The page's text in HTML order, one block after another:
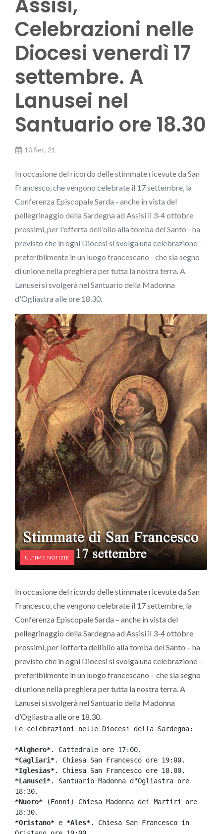
Assisi,
Celebrazioni nelle
Diocesi venerdì 17
settembre. A
Lanusei nel
Santuario ore 18.30
10 Set, 21
In occasione del ricordo delle stimmate ricevute da San
Francesco, che vengono celebrate il 17 settembre, la
Conferenza Episcopale Sarda - anche in vista del
pellegrinaggio della Sardegna ad Assisi il 3-4 ottobre
prossimi, per l'offerta dell'olio alla tomba del Santo - ha
previsto che in ogni Diocesi si svolga una celebrazione -
preferibilmente in un luogo francescano - che sia segno
di unione nella preghiera per tutta la nostra terra. A
Lanusei si svolgerà nel Santuario della Madonna
d'Ogliastra alle ore 18.30.
ULTIME NOTIZIE
In occasione del ricordo delle stimmate ricevute da San
Francesco, che vengono celebrate il 17 settembre, la
Conferenza Episcopale Sarda – anche in vista del
pellegrinaggio della Sardegna ad Assisi il 3-4 ottobre
prossimi, per l’offerta dell’olio alla tomba del Santo – ha
previsto che in ogni Diocesi si svolga una celebrazione –
preferibilmente in un luogo francescano – che sia segno
di unione nella preghiera per tutta la nostra terra. A
Lanusei si svolgerà nel Santuario della Madonna
d’Ogliastra alle ore 18.30.
Le celebrazioni nelle Diocesi della Sardegna:
*Alghero*
*Cagliari*
*Iglesias*
*Lanusei*. Santuario Madonna d"Ogliastra ore
*Nuoro* (Fonni) Chiesa Madonna dei Martiri ore
*Oristano* e *Ales*. Chiesa San Francesco in